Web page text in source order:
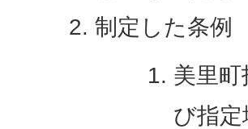
制定した条例
美里
び指